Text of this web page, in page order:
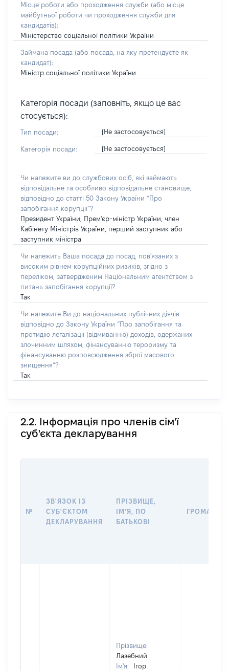
Місце роботи або проходження служби (або місце
майбутньої роботи чи проходження служби для
кандидатів):
Міністерство соціальної політики України
Займана посада (або посада, на яку претендуєте як
кандидат):
Міністр соціальної політики України
Категорія посади (заповніть, якщо це вас
стосується):
Тип посади: [Не застосовується]
Категорія посади: [Не застосовується]
Чи належите ви до службових осіб, які займають
відповідальне та особливо відповідальне становище,
відповідно до статті 50 Закону України “Про
запобігання корупції”?
Президент України, Прем’єр-міністр України, член
Кабінету Міністрів України, перший заступник або
заступник міністра
Чи належить Ваша посада до посад, пов'язаних з
високим рівнем корупційних ризиків, згідно з
переліком, затвердженим Національним агентством з
питань запобігання корупції?
Так
Чи належите Ви до національних публічних діячів
відповідно до Закону України “Про запобігання та
протидію легалізації (відмиванню) доходів, одержаних
злочинним шляхом, фінансуванню тероризму та
фінансуванню розповсюдження зброї масового
знищення”?
Так
2.2. Інформація про членів сім'ї
суб'єкта декларування
№
ЗВ'ЯЗОК ІЗ
СУБ'ЄКТОМ
ДЕКЛАРУВАННЯ
ПРІЗВИЩЕ,
ІМ'Я, ПО
БАТЬКОВІ
Прізвище:
Лазебний
Ім'я:
Ігор